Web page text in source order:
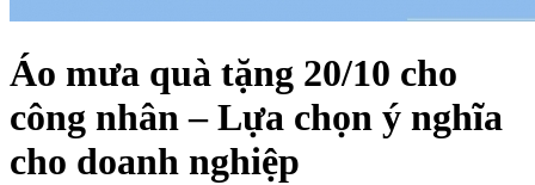
Áo mưa quà tặng 20/10 cho
công nhân – Lựa chọn ý nghĩa
cho doanh nghiệp